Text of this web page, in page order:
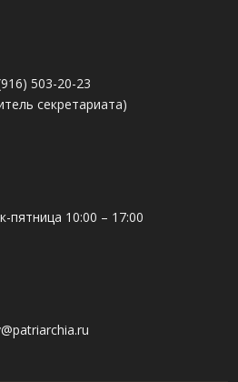
503-20-23
секретариата)
пятница 10:00 – 17:00